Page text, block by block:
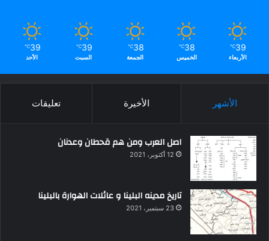
39
℃
الأربعاء
38
℃
الخميس
38
℃
الجمعة
39
℃
السبت
39
℃
الأحد
الأشهر الأخيرة تعليقات
اصل العرب ومن هم قحطان وعدنان
12 أكتوبر، 2021
تاريخ مدينه البلينا و عائلات الهوارة بالبلينا
23 سبتمبر، 2021